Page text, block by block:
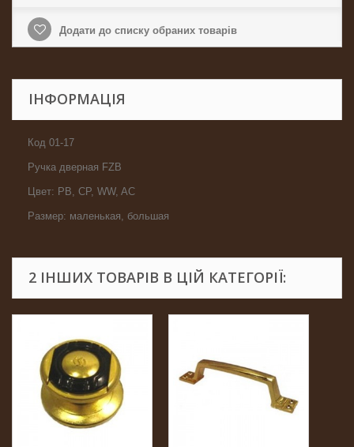
Додати до списку обраних товарів
ІНФОРМАЦІЯ
Код 01-17
Ручка дверная FZB
Цвет: PB, CP, WW, AC
Размер: маленькая, большая
2 ІНШИХ ТОВАРІВ В ЦІЙ КАТЕГОРІЇ: